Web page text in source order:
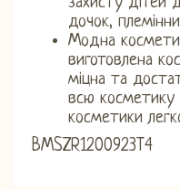
дочок,
Модна
виготовлена
міцна та
всю косметику
косметики
BMSZR1200923T4